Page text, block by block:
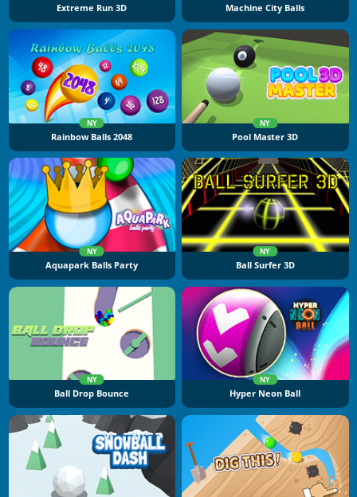
Extreme Run 3D Machine City Balls
NY
Rainbow Balls 2048
NY
Pool Master 3D
NY
Aquapark Balls Party
NY
Ball Surfer 3D
NY
Ball Drop Bounce
NY
Hyper Neon Ball